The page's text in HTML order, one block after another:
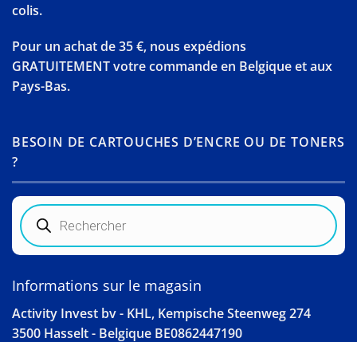
colis.
Pour un achat de 35 €, nous expédions
GRATUITEMENT votre commande en Belgique et aux
Pays-Bas.
BESOIN DE CARTOUCHES D’ENCRE OU DE TONERS
?
Recherche
de
produits
Informations sur le magasin
Activity Invest bv - KHL, Kempische Steenweg 274
3500 Hasselt - Belgique BE0862447190